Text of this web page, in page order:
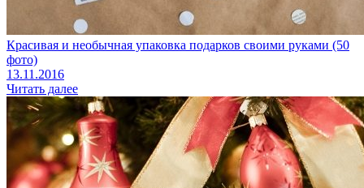
Красивая и необычная упаковка подарков своими руками (50
фото)
13.11.2016
Читать далее